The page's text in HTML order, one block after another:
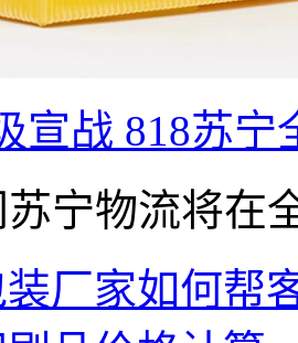
宣战 818苏
苏宁物流将在
厂家如何帮